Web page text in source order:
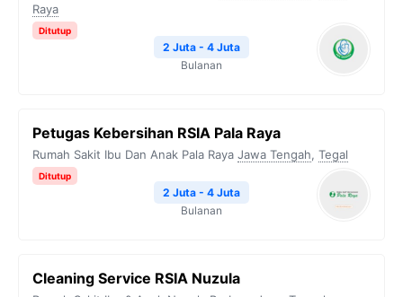
Raya
Ditutup
2 Juta - 4 Juta
Bulanan
Petugas Kebersihan RSIA Pala Raya
Rumah Sakit Ibu Dan Anak Pala Raya Jawa Tengah, Tegal
Ditutup
2 Juta - 4 Juta
Bulanan
Cleaning Service RSIA Nuzula